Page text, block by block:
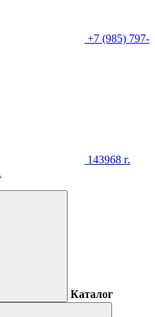
+7 (985) 797-
143968 г.
Каталог